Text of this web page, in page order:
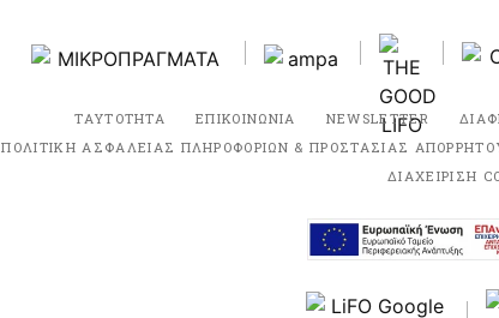
ΤΑΥΤΟΤΗΤΑ ΕΠΙΚΟΙΝΩΝΙΑ NEWSLETTER
ΠΟΛΙΤΙΚΗ ΑΣΦΑΛΕΙΑΣ ΠΛΗΡΟΦΟΡΙΩΝ & ΠΡΟΣΤΑΣΙΑΣ
ΔΙΑΧΕΙΡΙΣΗ